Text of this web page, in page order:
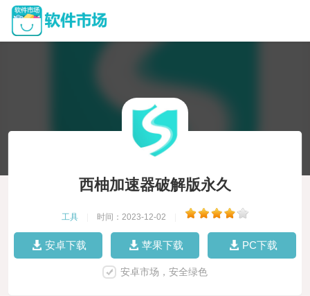
西柚加速器破解版永久
工具 时间：2023-12-02
安卓下载 苹果下载 PC下载
安卓市场，安全绿色